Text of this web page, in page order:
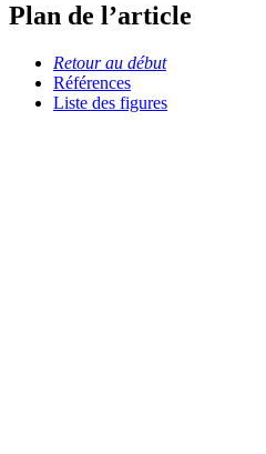
Plan de l’article
Retour au début
Références
Liste des figures